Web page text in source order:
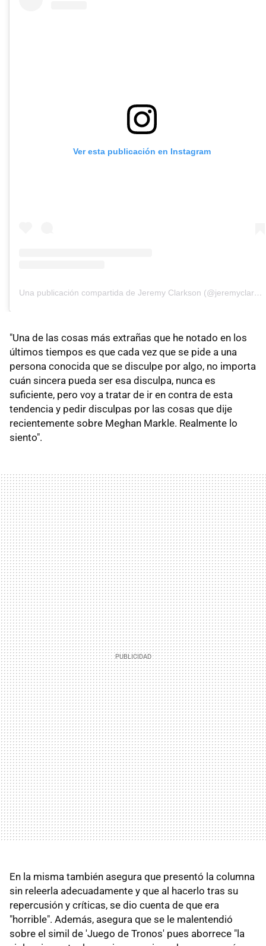
Ver esta publicación en Instagram
Una publicación compartida de Jeremy Clarkson (@jeremyclarkson1)
"Una de las cosas más extrañas que he notado en los
últimos tiempos es que cada vez que se pide a una
persona conocida que se disculpe por algo, no importa
cuán sincera pueda ser esa disculpa, nunca es
suficiente, pero voy a tratar de ir en contra de esta
tendencia y pedir disculpas por las cosas que dije
recientemente sobre Meghan Markle. Realmente lo
siento".
En la misma también asegura que presentó la columna
sin releerla adecuadamente y que al hacerlo tras su
repercusión y críticas, se dio cuenta de que era
"horrible". Además, asegura que se le malentendió
sobre el simil de 'Juego de Tronos' pues aborrece "la